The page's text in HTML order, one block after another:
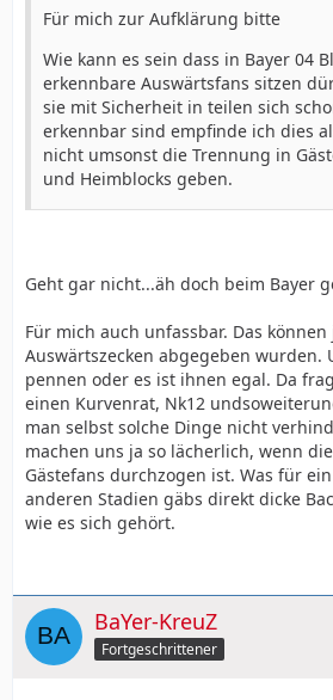
Für mich zur Aufklärung bitte
Wie kann es sein dass in Bayer 04
erkennbare Auswärtsfans sitzen
sie mit Sicherheit in teilen sich
erkennbar sind empfinde ich dies
nicht umsonst die Trennung in
und Heimblocks geben.
Geht gar nicht...äh doch beim Bayer
Für mich auch unfassbar. Das
Auswärtszecken abgegeben wurden.
pennen oder es ist ihnen egal. Da
einen Kurvenrat, Nk12
man selbst solche Dinge nicht
machen uns ja so lächerlich, wenn
Gästefans durchzogen ist. Was für
anderen Stadien gäbs direkt dicke
wie es sich gehört.
BaYer-KreuZ
Fortgeschrittener